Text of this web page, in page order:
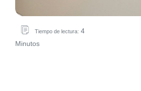
Tiempo de lectura: 4
Minutos